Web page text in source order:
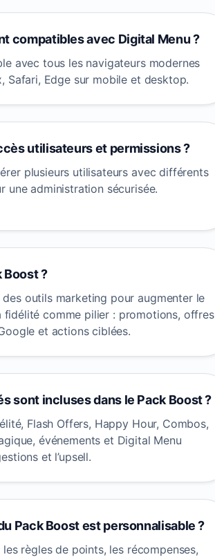
compatibles avec Digital Menu ?
avec tous les navigateurs modernes
Safari, Edge sur mobile et desktop.
utilisateurs et permissions ?
plusieurs utilisateurs avec différents
une administration sécurisée.
Boost ?
outils marketing pour augmenter le
fidélité comme pilier : promotions, offres
et actions ciblées.
sont incluses dans le Pack Boost ?
Flash Offers, Happy Hour, Combos,
événements et Digital Menu
et l’upsell.
Pack Boost est personnalisable ?
règles de points, les récompenses,